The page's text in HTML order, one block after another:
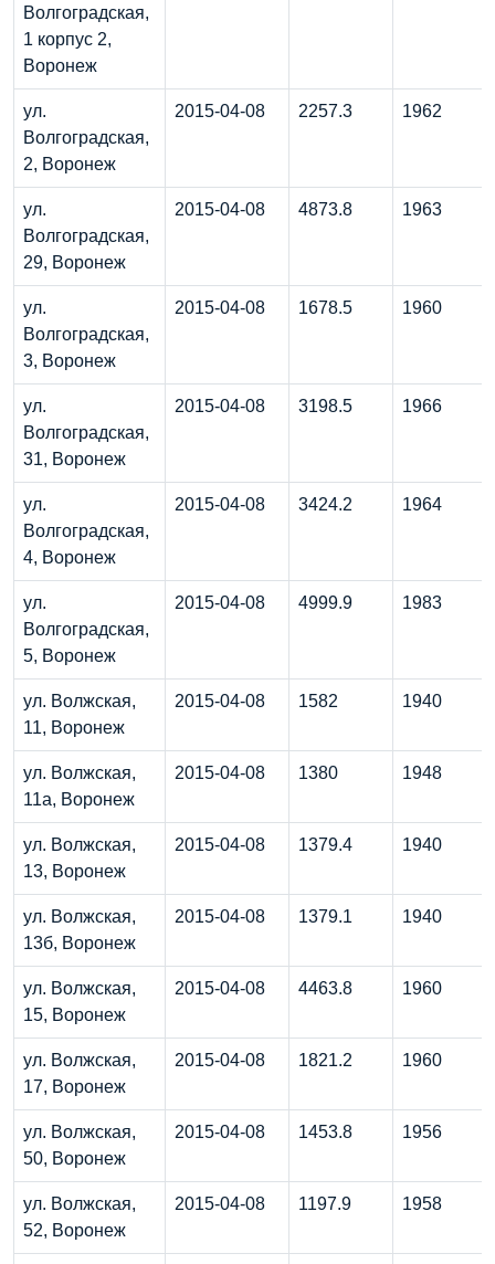
Волгоградская,
1 корпус 2,
Воронеж
ул.
Волгоградская,
2, Воронеж
2015-04-08 2257.3 1962
ул.
Волгоградская,
29, Воронеж
2015-04-08 4873.8 1963
ул.
Волгоградская,
3, Воронеж
2015-04-08 1678.5 1960
ул.
Волгоградская,
31, Воронеж
2015-04-08 3198.5 1966
ул.
Волгоградская,
4, Воронеж
2015-04-08 3424.2 1964
ул.
Волгоградская,
5, Воронеж
2015-04-08 4999.9 1983
ул. Волжская,
11, Воронеж
2015-04-08 1582 1940
ул. Волжская,
11а, Воронеж
2015-04-08 1380 1948
ул. Волжская,
13, Воронеж
2015-04-08 1379.4 1940
ул. Волжская,
13б, Воронеж
2015-04-08 1379.1 1940
ул. Волжская,
15, Воронеж
2015-04-08 4463.8 1960
ул. Волжская,
17, Воронеж
2015-04-08 1821.2 1960
ул. Волжская,
50, Воронеж
2015-04-08 1453.8 1956
ул. Волжская,
52, Воронеж
2015-04-08 1197.9 1958